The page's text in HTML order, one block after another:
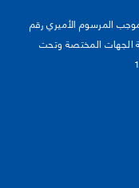
المرسوم الأميري رقم
من عام 1982. بعد موافقة الجهات المختصة وتحت